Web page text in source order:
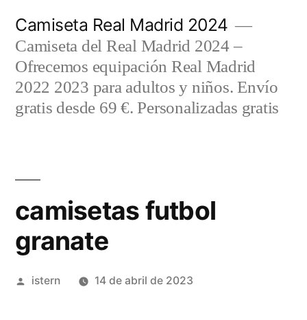
contenido
Camiseta Real Madrid 2024
Camiseta del Real Madrid 2024 –
Ofrecemos equipación Real Madrid
2022 2023 para adultos y niños. Envío
gratis desde 69 €. Personalizadas gratis
camisetas futbol
granate
Publicado
istern 14 de abril de 2023